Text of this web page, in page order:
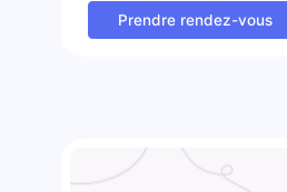
Prendre rendez-vous